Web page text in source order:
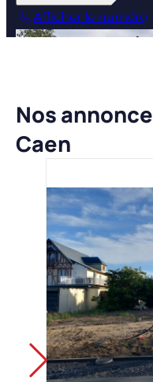
Afficher le numéro
Nos
Caen